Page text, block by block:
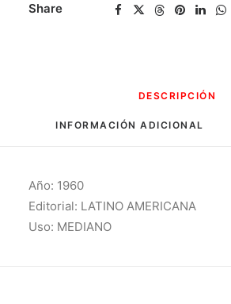
Share
DESCRIPCIÓN
INFORMACIÓN ADICIONAL
Año: 1960
Editorial: LATINO AMERICANA
Uso: MEDIANO